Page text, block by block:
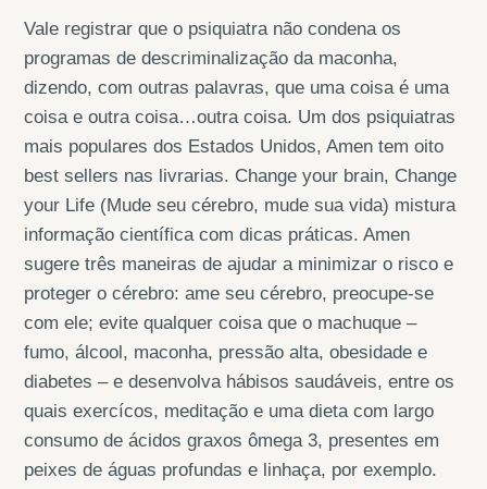
Vale registrar que o psiquiatra não condena os
programas de descriminalização da maconha,
dizendo, com outras palavras, que uma coisa é uma
coisa e outra coisa…outra coisa. Um dos psiquiatras
mais populares dos Estados Unidos, Amen tem oito
best sellers nas livrarias. Change your brain, Change
your Life (Mude seu cérebro, mude sua vida) mistura
informação científica com dicas práticas. Amen
sugere três maneiras de ajudar a minimizar o risco e
proteger o cérebro: ame seu cérebro, preocupe-se
com ele; evite qualquer coisa que o machuque –
fumo, álcool, maconha, pressão alta, obesidade e
diabetes – e desenvolva hábisos saudáveis, entre os
quais exercícos, meditação e uma dieta com largo
consumo de ácidos graxos ômega 3, presentes em
peixes de águas profundas e linhaça, por exemplo.